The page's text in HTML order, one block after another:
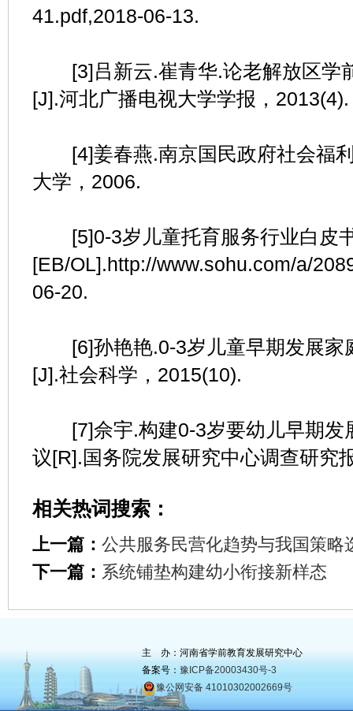
41.pdf,2018-06-13.
[3]吕新云.崔青华.论老解放区学
[J].河北广播电视大学学报，2013(4).
[4]姜春燕.南京国民政府社会福利
大学，2006.
[5]0-3岁儿童托育服务行业白皮
[EB/OL].http://www.sohu.com/a/
06-20.
[6]孙艳艳.0-3岁儿童早期发展家
[J].社会科学，2015(10).
[7]佘宇.构建0-3岁要幼儿早期发
议[R].国务院发展研究中心调查研究
相关热词搜索：
上一篇： 公共服务民营化趋势与我国策
下一篇： 系统铺垫构建幼小衔接新样态
主 办：河南省学前教育发展研究中心
备案号： 豫ICP备20003430号-3
豫公网安备 41010302002669号